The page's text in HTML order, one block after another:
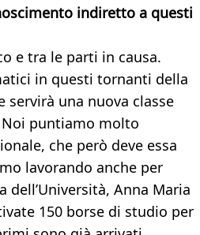
indiretto a questi
e tra le parti in causa.
in questi tornanti della
servirà una nuova classe
puntiamo molto
che però deve essa
lavorando anche per
Anna Maria
150 borse di studio per